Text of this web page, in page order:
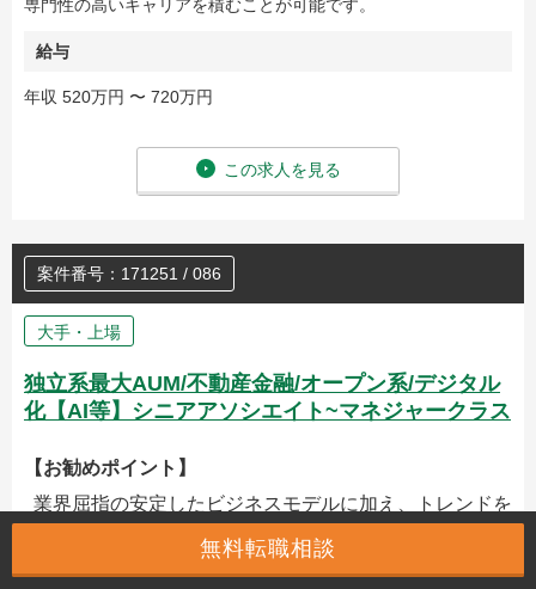
専門性の高いキャリアを積むことが可能です。
給与
年収 520万円 〜 720万円
この求人を見る
案件番号：171251 / 086
大手・上場
独立系最大AUM/不動産金融/オープン系/デジタル
化【AI等】シニアアソシエイト~マネジャークラス
【お勧めポイント】
業界屈指の安定したビジネスモデルに加え、トレンドを
ジもできる企業です。再上場を目指していくフェーズか
無料転職相談